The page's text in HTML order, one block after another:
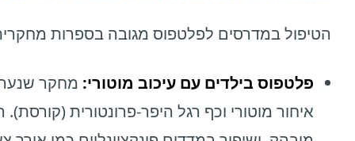
הטיפול במדרסים לפלטפוס מגובה בספרות
פלטפוס בילדים עם עיכוב מוטורי: מחקר
איחור מוטורי וכף רגל היפר-פרונטורית